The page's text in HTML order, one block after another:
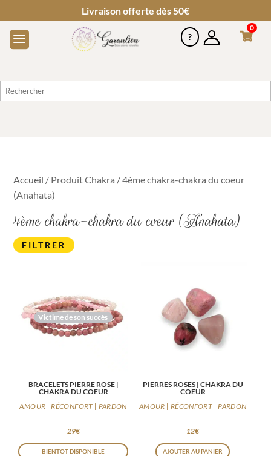
Livraison offerte dès 50€
0
Accueil / Produit Chakra / 4ème chakra-chakra du coeur
(Anahata)
4ème chakra-chakra du coeur (Anahata)
FILTRER
Victime de son succès
BRACELETS PIERRE ROSE |
CHAKRA DU COEUR
AMOUR | RÉCONFORT | PARDON
29€
BIENTÔT DISPONIBLE
PIERRES ROSES | CHAKRA DU
COEUR
AMOUR | RÉCONFORT | PARDON
12€
AJOUTER AU PANIER